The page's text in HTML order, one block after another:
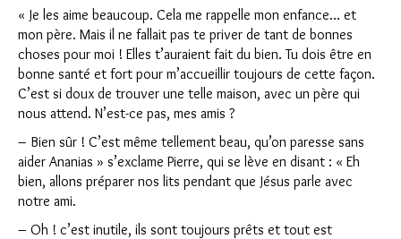
« Je les aime beaucoup. Cela me rappelle mon enfance… et
mon père. Mais il ne fallait pas te priver de tant de bonnes
choses pour moi ! Elles t’auraient fait du bien. Tu dois être en
bonne santé et fort pour m’accueillir toujours de cette façon.
C’est si doux de trouver une telle maison, avec un père qui
nous attend. N’est-ce pas, mes amis ?
– Bien sûr ! C’est même tellement beau, qu’on paresse sans
aider Ananias » s’exclame Pierre, qui se lève en disant : « Eh
bien, allons préparer nos lits pendant que Jésus parle avec
notre ami.
– Oh ! c’est inutile, ils sont toujours prêts et tout est